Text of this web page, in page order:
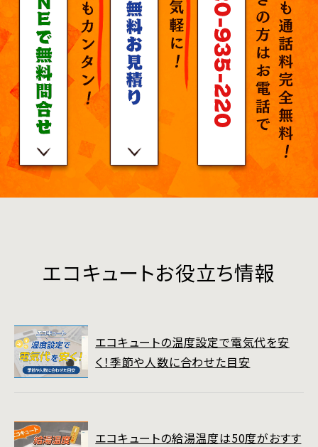
エコキュートお役立ち情報
エコキュートの温度設定で電気代を安
く！季節や人数に合わせた目安
エコキュートの給湯温度は50度がおすす